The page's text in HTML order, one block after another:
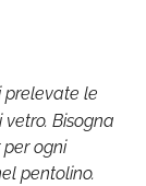
prelevate le
Bisogna
ogni
pentolino.